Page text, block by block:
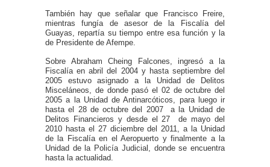
También hay que señalar que Francisco Freire,
mientras fungía de asesor de la Fiscalía del
Guayas, repartía su tiempo entre esa función y la
de Presidente de Afempe.
Sobre Abraham Cheing Falcones, ingresó a la
Fiscalía en abril del 2004 y hasta septiembre del
2005 estuvo asignado a la Unidad de Delitos
Misceláneos, de donde pasó el 02 de octubre del
2005 a la Unidad de Antinarcóticos, para luego ir
hasta el 28 de octubre del 2007 a la Unidad de
Delitos Financieros y desde el 27 de mayo del
2010 hasta el 27 diciembre del 2011, a la Unidad
de la Fiscalía en el Aeropuerto y finalmente a la
Unidad de la Policía Judicial, donde se encuentra
hasta la actualidad.